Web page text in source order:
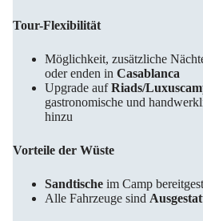
Tour-Flexibilität
Möglichkeit, zusätzliche
oder enden in Casablanca
Upgrade aufRiads/
gastronomische und
hinzu
Vorteile der Wüste
Sandtische im Camp
Alle Fahrzeuge sind